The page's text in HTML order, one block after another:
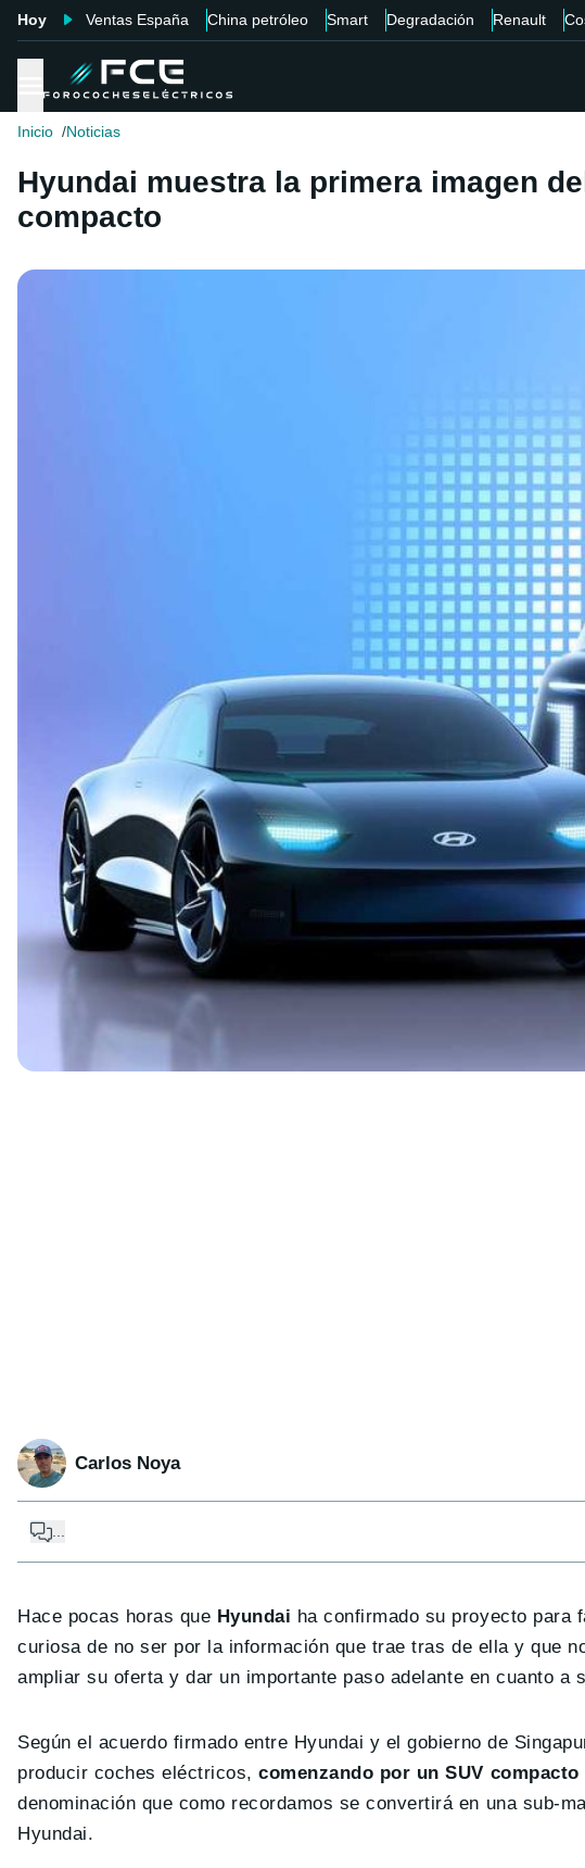
Hoy Ventas España China petróleo Smart Degradación Renault
Inicio Noticias
Hyundai muestra la primera imagen
compacto
Carlos Noya
...
Hace pocas horas que Hyundai ha confirmado su proyecto para
curiosa de no ser por la información que trae tras de ella y que
ampliar su oferta y dar un importante paso adelante en cuanto a
Según el acuerdo firmado entre Hyundai y el gobierno de
producir coches eléctricos,comenzando por un SUV compacto
denominación que como recordamos se convertirá en una sub-
Hyundai.